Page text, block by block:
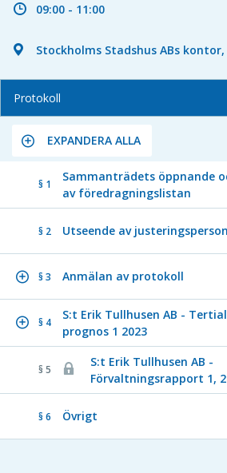
09:00 - 11:00
Stockholms Stadshus ABs
Protokoll
EXPANDERA ALLA
§ 1
Sammanträdets öppnande
av föredragningslistan
§ 2 Utseende av
§ 3 Anmälan av protokoll
§ 4
S:t Erik Tullhusen AB -
prognos 1 2023
§ 5
S:t Erik Tullhusen AB -
Förvaltningsrapport 1,
§ 6 Övrigt